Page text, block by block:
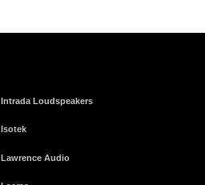
Intrada Loudspeakers
Isotek
Lawrence Audio